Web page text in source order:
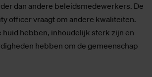
dan andere beleidsmedewerkers. De
officer vraagt om andere kwaliteiten.
huid hebben, inhoudelijk sterk zijn en
hebben om de gemeenschap